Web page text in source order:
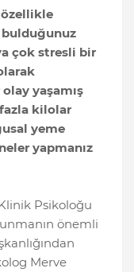
özellikle
bulduğunuz
çok stresli bir
yaşamış
kilolar
yeme
yapmanız
Psikoloğu
önemli
Merve